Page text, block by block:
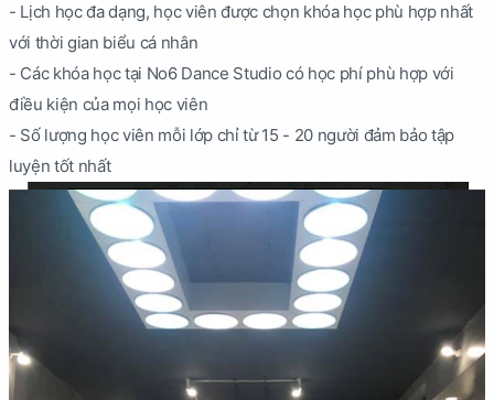
- Lịch học đa dạng, học viên được chọn khóa học phù hợp nhất
với thời gian biểu cá nhân
- Các khóa học tại No6 Dance Studio có học phí phù hợp với
điều kiện của mọi học viên
- Số lượng học viên mỗi lớp chỉ từ 15 - 20 người đảm bảo tập
luyện tốt nhất